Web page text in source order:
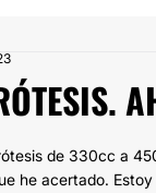
de 330cc a
he acertado.